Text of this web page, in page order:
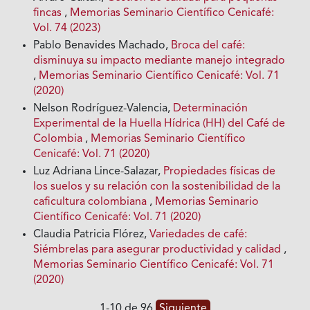
fincas , Memorias Seminario Científico Cenicafé:
Vol. 74 (2023)
Pablo Benavides Machado, Broca del café:
disminuya su impacto mediante manejo integrado
, Memorias Seminario Científico Cenicafé: Vol. 71
(2020)
Nelson Rodríguez-Valencia, Determinación
Experimental de la Huella Hídrica (HH) del Café de
Colombia , Memorias Seminario Científico
Cenicafé: Vol. 71 (2020)
Luz Adriana Lince-Salazar, Propiedades físicas de
los suelos y su relación con la sostenibilidad de la
caficultura colombiana , Memorias Seminario
Científico Cenicafé: Vol. 71 (2020)
Claudia Patricia Flórez,Variedades de café:
Siémbrelas para asegurar productividad y calidad ,
Memorias Seminario Científico Cenicafé: Vol. 71
(2020)